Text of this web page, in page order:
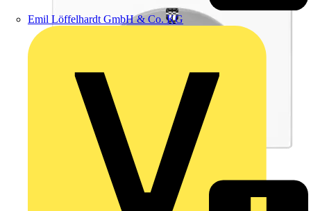
Emil Löffelhardt GmbH & Co. KG